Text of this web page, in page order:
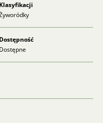
Klasyfikacji
Dostępność
Dostępne